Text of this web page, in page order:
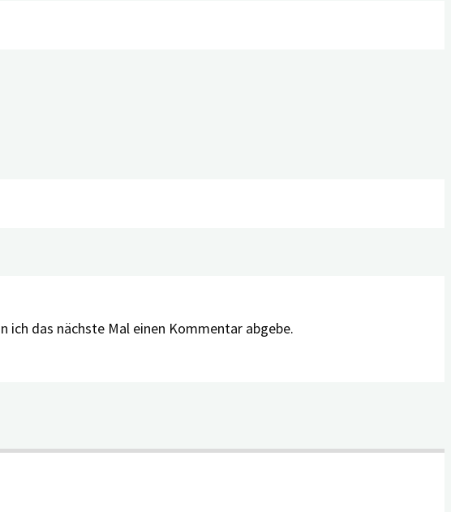
ich das nächste Mal einen Kommentar abgebe.